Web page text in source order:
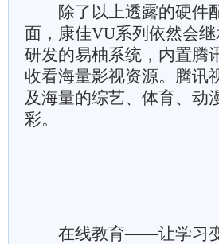
除了以上透露的硬件配
面，康佳VU系列依然会
研发的易柚系统，内置腾
收看海量影视资源。腾讯
及海量的综艺、体育、动
彩。
在线教育——让学习变